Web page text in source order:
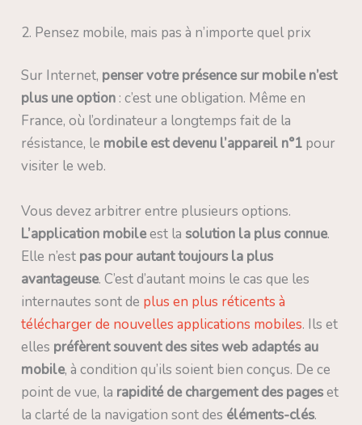
2. Pensez mobile, mais pas à n’importe quel prix
Sur Internet, penser votre présence sur mobile n’est
plus une option : c’est une obligation. Même en
France, où l’ordinateur a longtemps fait de la
résistance, le mobile est devenu l’appareil n°1 pour
visiter le web.
Vous devez arbitrer entre plusieurs options.
L’application mobileest la solution la plus connue.
Elle n’est pas pour autant toujours la plus
avantageuse. C’est d’autant moins le cas que les
internautes sont de plus en plus réticents à
télécharger de nouvelles applications mobiles. Ils et
elles préfèrent souvent des sites web adaptés au
mobile, à condition qu’ils soient bien conçus. De ce
point de vue, la rapidité de chargement des pageset
la clarté de la navigation sont des éléments-clés.